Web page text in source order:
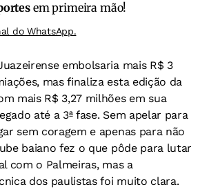
em primeira mão!
do WhatsApp.
embolsaria mais R$ 3
mas finaliza esta edição da
mais R$ 3,27 milhões em sua
até a 3ª fase. Sem apelar para
sem coragem e apenas para não
baiano fez o que pôde para lutar
com o Palmeiras, mas a
dos paulistas foi muito clara.